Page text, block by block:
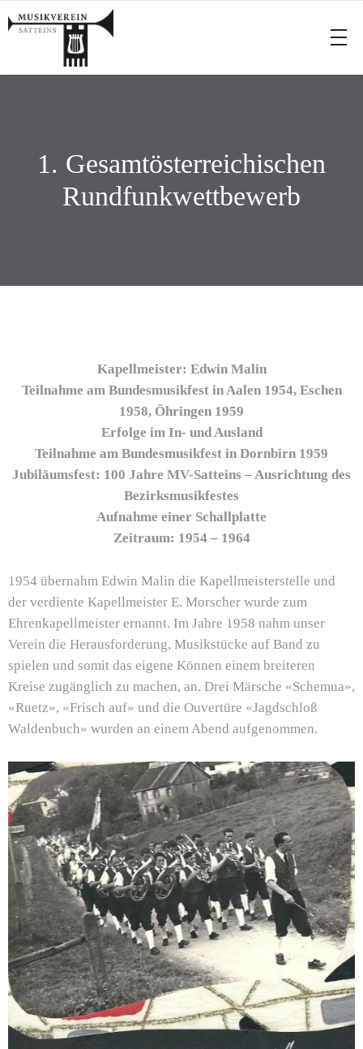
1. Gesamtösterreichischen
Rundfunkwettbewerb
Kapellmeister: Edwin Malin
Teilnahme am Bundesmusikfest in Aalen 1954, Eschen
1958, Öhringen 1959
Erfolge im In- und Ausland
Teilnahme am Bundesmusikfest in Dornbirn 1959
Jubiläumsfest: 100 Jahre MV-Satteins – Ausrichtung des
Bezirksmusikfestes
Aufnahme einer Schallplatte
Zeitraum: 1954 – 1964
1954 übernahm Edwin Malin die Kapellmeisterstelle und
der verdiente Kapellmeister E. Morscher wurde zum
Ehrenkapellmeister ernannt. Im Jahre 1958 nahm unser
Verein die Herausforderung, Musikstücke auf Band zu
spielen und somit das eigene Können einem breiteren
Kreise zugänglich zu machen, an. Drei Märsche «Schemua»,
«Ruetz», «Frisch auf» und die Ouvertüre «Jagdschloß
Waldenbuch» wurden an einem Abend aufgenommen.